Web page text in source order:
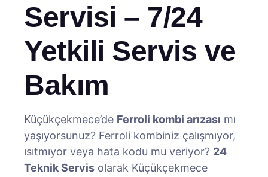
Servisi – 7/24
Yetkili Servis ve
Bakım
Küçükçekmece’de Ferroli kombi arızası mı
yaşıyorsunuz? Ferroli kombiniz çalışmıyor,
ısıtmıyor veya hata kodu mu veriyor? 24
Teknik Servis olarak Küçükçekmece